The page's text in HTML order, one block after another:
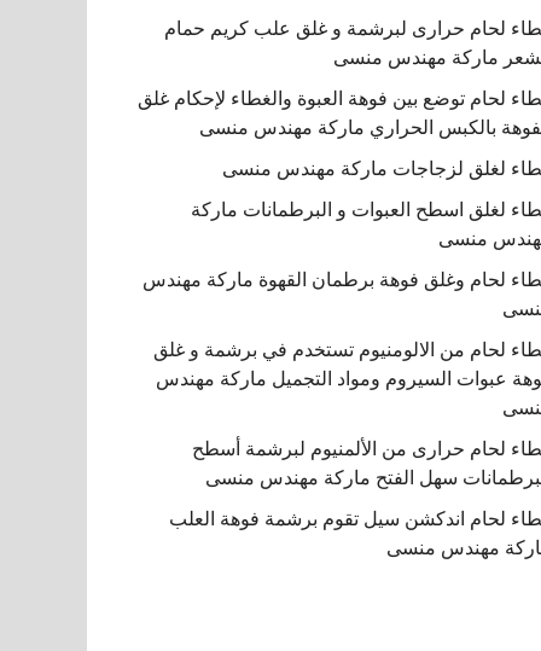
لحام حرارى لبرشمة و غلق علب كريم حمام
ماركة مهندس منسى
لحام توضع بين فوهة العبوة والغطاء لإحكام غلق
بالكبس الحراري ماركة مهندس منسى
لغلق لزجاجات ماركة مهندس منسى
لغلق اسطح العبوات و البرطمانات ماركة
منسى
لحام وغلق فوهة برطمان القهوة ماركة مهندس
لحام من الالومنيوم تستخدم في برشمة و غلق
عبوات السيروم ومواد التجميل ماركة مهندس
لحام حرارى من الألمنيوم لبرشمة أسطح
سهل الفتح ماركة مهندس منسى
لحام اندكشن سيل تقوم برشمة فوهة العلب
مهندس منسى